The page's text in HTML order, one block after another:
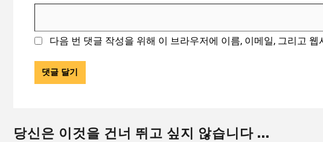
다음 번 댓글 작성을 위해 이 브라우저에 이름, 이메일, 그리고
당신은 이것을 건너 뛰고 싶지 않습니다 ...